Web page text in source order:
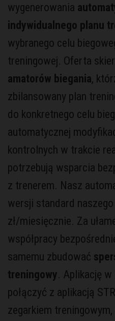
wygenerowania
indywidualnego planu
wybranego celu
treningowej. Oferta
amatorów biegania,
zbilansowany plan
do konkretnego celu
automatycznej
kontrolnych w trakcie
potrzebują wsparcia
z trenerem. Nasz
wersji standard
zł/miesięcznie. Za
współpracy
samemu zbudować
treningowy. Aplikację
połączyć z aplikacją
zegarkiem